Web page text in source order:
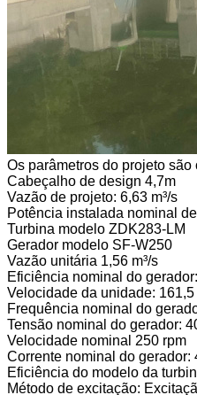
Os parâmetros do projeto são
Cabeçalho de design 4,7m
Vazão de projeto: 6,63 m³/s
Potência instalada nominal
Turbina modelo ZDK283-LM
Gerador modelo SF-W250
Vazão unitária 1,56 m³/s
Eficiência nominal do
Velocidade da unidade: 161,5
Frequência nominal do
Tensão nominal do gerador:
Velocidade nominal 250 rpm
Corrente nominal do gerador:
Eficiência do modelo da
Método de excitação: